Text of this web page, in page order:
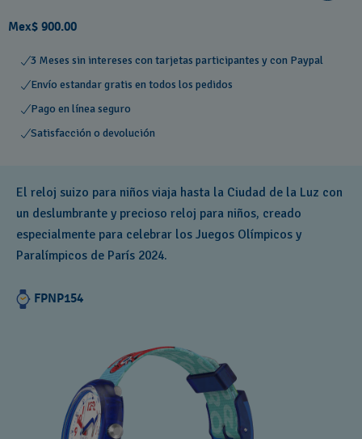
Mex$ 900.00
3 Meses sin intereses con tarjetas participantes y con Paypal
Envío estandar gratis en todos los pedidos
Pago en línea seguro
Satisfacción o devolución
El reloj suizo para niños viaja hasta la Ciudad de la Luz con
un deslumbrante y precioso reloj para niños, creado
especialmente para celebrar los Juegos Olímpicos y
Paralímpicos de París 2024.
FPNP154